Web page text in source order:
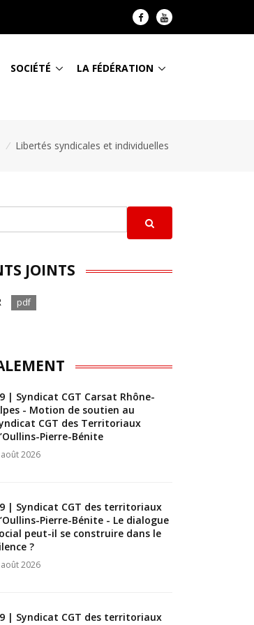
SOCIÉTÉ LA FÉDÉRATION
/ Libertés syndicales et individuelles
JOINTS
pdf
| Syndicat CGT Carsat Rhône-
- Motion de soutien au
CGT des Territoriaux
Pierre-Bénite
2026
| Syndicat CGT des territoriaux
Pierre-Bénite - Le dialogue
peut-il se construire dans le
?
2026
| Syndicat CGT des territoriaux